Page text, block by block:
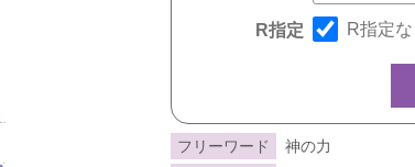
R指定 R指定な
フリーワード
神の力